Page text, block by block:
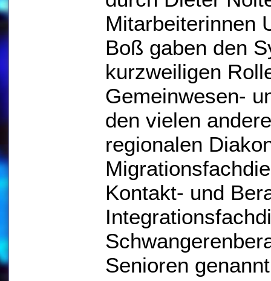
Mitarbeiterinnen
Boß gaben den
kurzweiligen
Gemeinwesen-
den vielen
regionalen
Kontakt- und
Senioren